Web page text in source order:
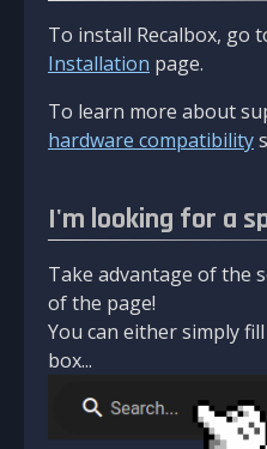
To install Recalbox, go
Installation page.
To learn more about
hardware compatibility
I'm looking for a
Take advantage of the
of the page!
You can either simply
box...